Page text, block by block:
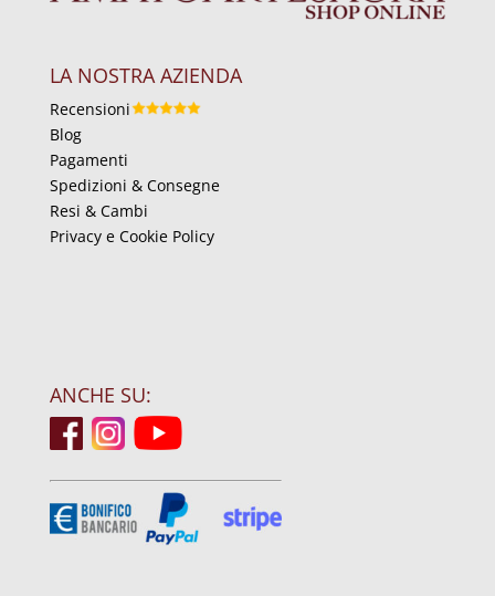
LA NOSTRA AZIENDA
Recensioni
Blog
Pagamenti
Spedizioni & Consegne
Resi & Cambi
Privacy e Cookie Policy
ANCHE SU: